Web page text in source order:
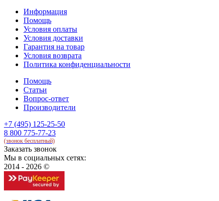
Информация
Помощь
Условия оплаты
Условия доставки
Гарантия на товар
Условия возврата
Политика конфиденциальности
Помощь
Статьи
Вопрос-ответ
Производители
+7 (495) 125-25-50
8 800 775-77-23
(звонок бесплатный)
Заказать звонок
Мы в социальных сетях:
2014 - 2026 ©